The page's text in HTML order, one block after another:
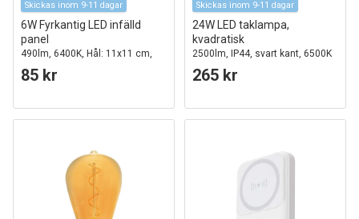
Skickas inom 9-11 dagar
6W Fyrkantig LED infälld
panel
490lm, 6400K, Hål: 11x11 cm,
Mått: 12x12 cm, flicker free
85 kr
Skickas inom 9-11 dagar
24W LED taklampa,
kvadratisk
2500lm, IP44, svart kant, 6500K
265 kr